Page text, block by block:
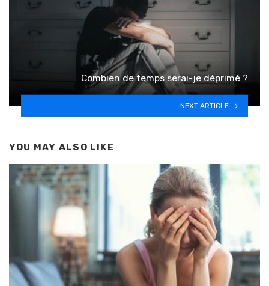
Combien de temps serai-je déprimé ?
NEXT ARTICLE
YOU MAY ALSO LIKE